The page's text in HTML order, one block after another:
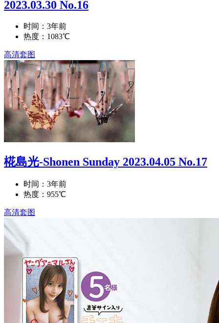
2023.03.30 No.16
时间：3年前
热度：1083℃
高清套图
椛島光-Shonen Sunday 2023.04.05 No.17
时间：3年前
热度：955℃
高清套图